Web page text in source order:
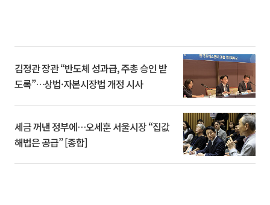
김정관 장관 “반도체 성과급, 주총 승인 받
도록”…상법·자본시장법 개정 시사
세금 꺼낸 정부에…오세훈 서울시장 “집값
해법은 공급” [종합]